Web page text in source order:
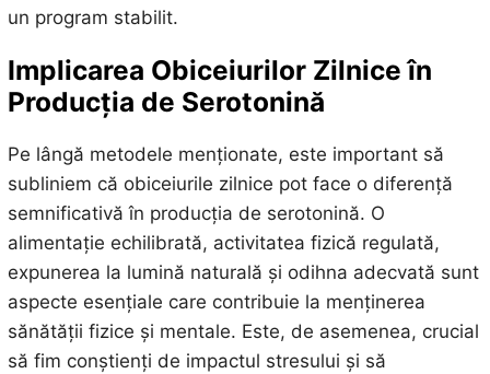
un program stabilit.
Implicarea Obiceiurilor Zilnice în
Producția de Serotonină
Pe lângă metodele menționate, este important să
subliniem că obiceiurile zilnice pot face o diferență
semnificativă în producția de serotonină. O
alimentație echilibrată, activitatea fizică regulată,
expunerea la lumină naturală și odihna adecvată sunt
aspecte esențiale care contribuie la menținerea
sănătății fizice și mentale. Este, de asemenea, crucial
să fim conștienți de impactul stresului și să